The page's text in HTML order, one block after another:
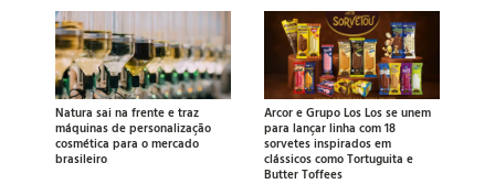
Natura sai na frente e traz
máquinas de personalização
cosmética para o mercado
brasileiro
Arcor e Grupo Los Los se unem
para lançar linha com 18
sorvetes inspirados em
clássicos como Tortuguita e
Butter Toffees